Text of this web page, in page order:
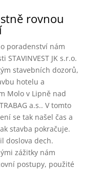
rovnou
poradenství nám
JK s.r.o.
stavebních dozorů,
hotelu a
Molo v Lipně nad
a.s.. V tomto
se tak našel čas a
stavba pokračuje.
doslova dech.
zážitky nám
postupy, použité